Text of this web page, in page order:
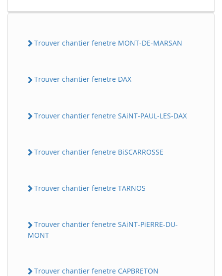
Trouver chantier fenetre MONT-DE-MARSAN
Trouver chantier fenetre DAX
Trouver chantier fenetre SAiNT-PAUL-LES-DAX
Trouver chantier fenetre BiSCARROSSE
Trouver chantier fenetre TARNOS
Trouver chantier fenetre SAiNT-PiERRE-DU-
MONT
Trouver chantier fenetre CAPBRETON